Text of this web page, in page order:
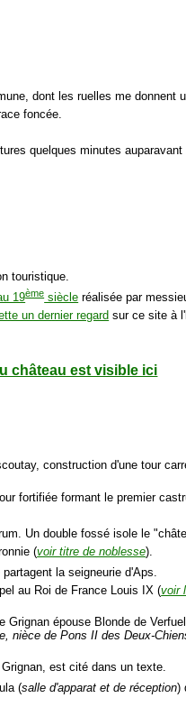
dont les ruelles me donnent
foncée.
quelques minutes auparavant
touristique.
19èmesiècle réalisée par
un dernier regard sur ce site à
château est visible ici
construction d'une tour
fortifiée formant le premier
Un double fossé isole le
(voir titre de noblesse).
la seigneurie d'Aps.
au Roi de France Louis IX (voir
Grignan épouse Blonde de
nièce de Pons II des Deux-
est cité dans un texte.
(salle d'apparat et de réception)